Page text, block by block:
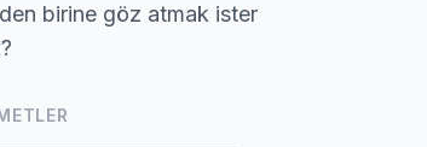
birine göz atmak ister